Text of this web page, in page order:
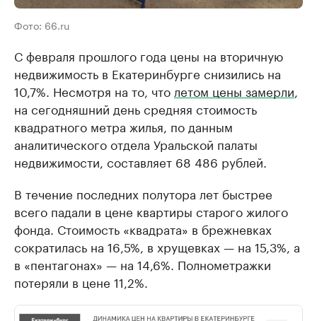
Фото: 66.ru
С февраля прошлого года цены на вторичную
недвижимость в Екатеринбурге снизились на
10,7%. Несмотря на то, что летом цены замерли,
на сегодняшний день средняя стоимость
квадратного метра жилья, по данным
аналитического отдела Уральской палаты
недвижимости, составляет 68 486 рублей.
В течение последних полутора лет быстрее
всего падали в цене квартиры старого жилого
фонда. Стоимость «квадрата» в брежневках
сократилась на 16,5%, в хрущевках — на 15,3%, а
в «пентагонах» — на 14,6%. Полнометражки
потеряли в цене 11,2%.